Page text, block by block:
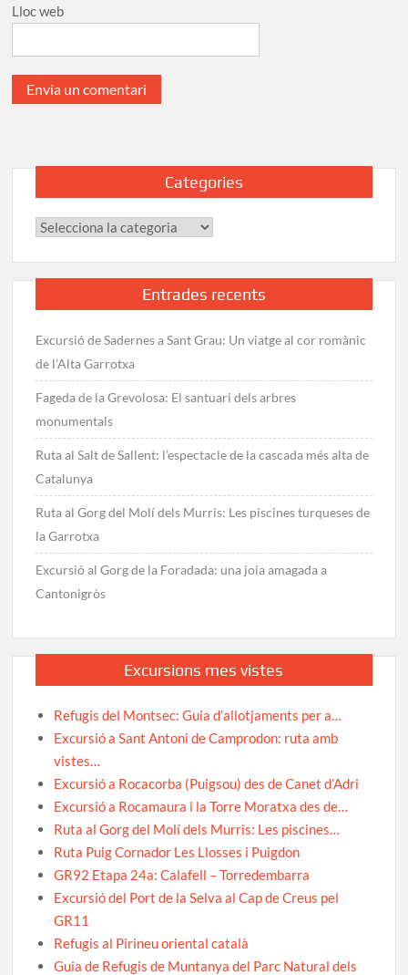
Lloc web
Categories
Categories
Entrades recents
Excursió de Sadernes a Sant Grau: Un viatge al cor romànic
de l’Alta Garrotxa
Fageda de la Grevolosa: El santuari dels arbres
monumentals
Ruta al Salt de Sallent: l’espectacle de la cascada més alta de
Catalunya
Ruta al Gorg del Molí dels Murris: Les piscines turqueses de
la Garrotxa
Excursió al Gorg de la Foradada: una joia amagada a
Cantonigròs
Excursions mes vistes
Refugis del Montsec: Guia d’allotjaments per a…
Excursió a Sant Antoni de Camprodon: ruta amb
vistes…
Excursió a Rocacorba (Puigsou) des de Canet d’Adri
Excursió a Rocamaura i la Torre Moratxa des de…
Ruta al Gorg del Molí dels Murris: Les piscines…
Ruta Puig Cornador Les Llosses i Puigdon
GR92 Etapa 24a: Calafell – Torredembarra
Excursió del Port de la Selva al Cap de Creus pel
GR11
Refugis al Pirineu oriental català
Guia de Refugis de Muntanya del Parc Natural dels